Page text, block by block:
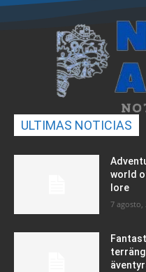
ULTIMAS NOTICIAS
world
lore
7 agosto,
terräng